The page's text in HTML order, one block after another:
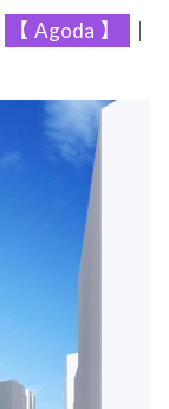
【Agoda】